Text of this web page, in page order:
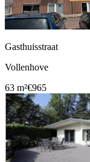
Gasthuisstraat
Vollenhove
63 m²€965